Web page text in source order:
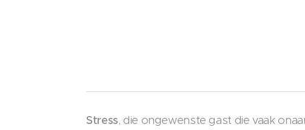
Stress, die ongewenste gast die vaak